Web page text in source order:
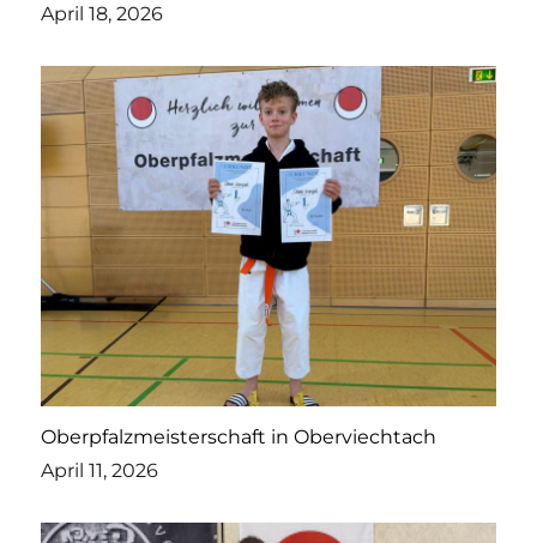
April 18, 2026
Oberpfalzmeisterschaft in Oberviechtach
April 11, 2026